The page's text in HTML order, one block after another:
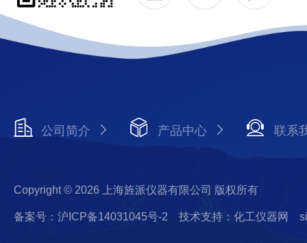
公司简介 产品中心 联系
Copyright © 2026 上海旌派仪器有限公司 版权所有
备案号：沪ICP备14031045号-2 技术支持：化工仪器网